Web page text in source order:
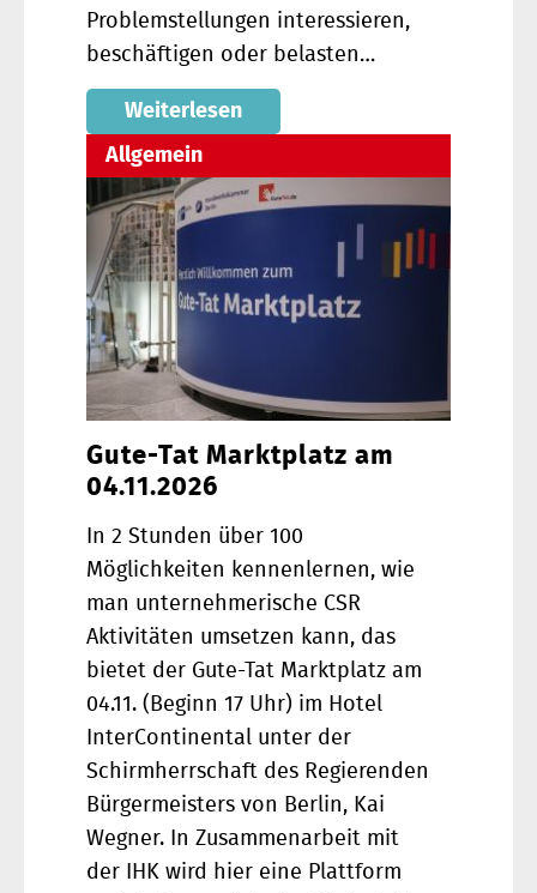
Problemstellungen interessieren,
beschäftigen oder belasten…
Weiterlesen
Allgemein
Gute-Tat Marktplatz am
04.11.2026
In 2 Stunden über 100
Möglichkeiten kennenlernen, wie
man unternehmerische CSR
Aktivitäten umsetzen kann, das
bietet der Gute-Tat Marktplatz am
04.11. (Beginn 17 Uhr) im Hotel
InterContinental unter der
Schirmherrschaft des Regierenden
Bürgermeisters von Berlin, Kai
Wegner. In Zusammenarbeit mit
der IHK wird hier eine Plattform